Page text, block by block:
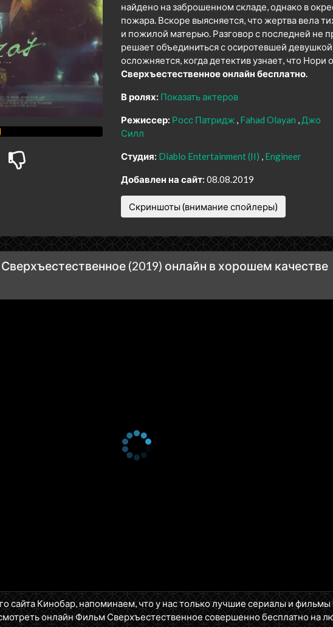
найдено на заброшенном складе, однако в
пожара. Вскоре выясняется, что жертва вела
и пожилой матерью. Разговор с последней не
решает объединиться с осиротевшей
осложняется, когда детектив узнает, что
Сверхъестественное онлайн бесплатно.
В ролях: Показать актеров
Режиссер: Росс Патридж Fahad Olayan
Джо
Силл
Студия: Diablo Entertainment (II) Engineer
Добавлен на сайт: 08.08.2019
Скриншоты (внимание спойлеры)
(2019) онлайн в хорошем качестве
сайта Кинобар, напоминаем, что у нас только лучшие сериалы и фильмы
онлайн Фильм Сверхъестественное совершенно бесплатно на